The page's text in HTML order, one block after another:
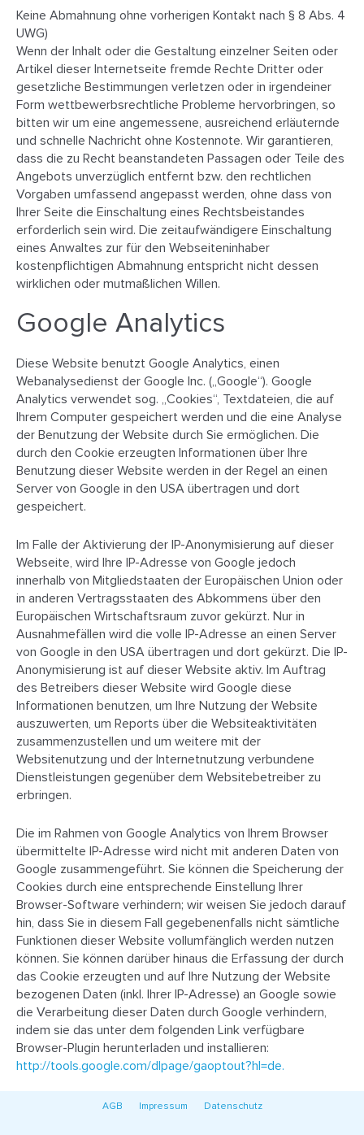
Keine Abmahnung ohne vorherigen Kontakt nach § 8 Abs. 4
UWG)
Wenn der Inhalt oder die Gestaltung einzelner Seiten oder
Artikel dieser Internetseite fremde Rechte Dritter oder
gesetzliche Bestimmungen verletzen oder in irgendeiner
Form wettbewerbsrechtliche Probleme hervorbringen, so
bitten wir um eine angemessene, ausreichend erläuternde
und schnelle Nachricht ohne Kostennote. Wir garantieren,
dass die zu Recht beanstandeten Passagen oder Teile des
Angebots unverzüglich entfernt bzw. den rechtlichen
Vorgaben umfassend angepasst werden, ohne dass von
Ihrer Seite die Einschaltung eines Rechtsbeistandes
erforderlich sein wird. Die zeitaufwändigere Einschaltung
eines Anwaltes zur für den Webseiteninhaber
kostenpflichtigen Abmahnung entspricht nicht dessen
wirklichen oder mutmaßlichen Willen.
Google Analytics
Diese Website benutzt Google Analytics, einen
Webanalysedienst der Google Inc. („Google“). Google
Analytics verwendet sog. „Cookies“, Textdateien, die auf
Ihrem Computer gespeichert werden und die eine Analyse
der Benutzung der Website durch Sie ermöglichen. Die
durch den Cookie erzeugten Informationen über Ihre
Benutzung dieser Website werden in der Regel an einen
Server von Google in den USA übertragen und dort
gespeichert.
Im Falle der Aktivierung der IP-Anonymisierung auf dieser
Webseite, wird Ihre IP-Adresse von Google jedoch
innerhalb von Mitgliedstaaten der Europäischen Union oder
in anderen Vertragsstaaten des Abkommens über den
Europäischen Wirtschaftsraum zuvor gekürzt. Nur in
Ausnahmefällen wird die volle IP-Adresse an einen Server
von Google in den USA übertragen und dort gekürzt. Die IP-
Anonymisierung ist auf dieser Website aktiv. Im Auftrag
des Betreibers dieser Website wird Google diese
Informationen benutzen, um Ihre Nutzung der Website
auszuwerten, um Reports über die Websiteaktivitäten
zusammenzustellen und um weitere mit der
Websitenutzung und der Internetnutzung verbundene
Dienstleistungen gegenüber dem Websitebetreiber zu
erbringen.
Die im Rahmen von Google Analytics von Ihrem Browser
übermittelte IP-Adresse wird nicht mit anderen Daten von
Google zusammengeführt. Sie können die Speicherung der
Cookies durch eine entsprechende Einstellung Ihrer
Browser-Software verhindern; wir weisen Sie jedoch darauf
hin, dass Sie in diesem Fall gegebenenfalls nicht sämtliche
Funktionen dieser Website vollumfänglich werden nutzen
können. Sie können darüber hinaus die Erfassung der durch
das Cookie erzeugten und auf Ihre Nutzung der Website
bezogenen Daten (inkl. Ihrer IP-Adresse) an Google sowie
die Verarbeitung dieser Daten durch Google verhindern,
indem sie das unter dem folgenden Link verfügbare
Browser-Plugin herunterladen und installieren:
http://tools.google.com/dlpage/gaoptout?hl=de.
AGB Impressum Datenschutz